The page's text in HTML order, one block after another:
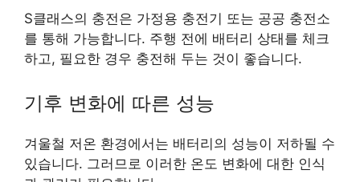
S클래스의 충전은 가정용 충전기 또는 공공 충전소
를 통해 가능합니다. 주행 전에 배터리 상태를 체크
하고, 필요한 경우 충전해 두는 것이 좋습니다.
기후 변화에 따른 성능
겨울철 저온 환경에서는 배터리의 성능이 저하될 수
있습니다. 그러므로 이러한 온도 변화에 대한 인식